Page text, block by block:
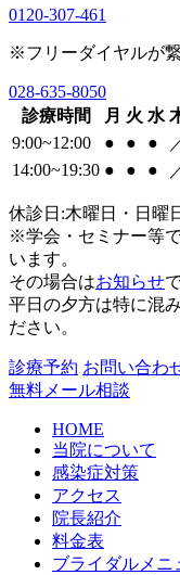
0120-307-461
※フリーダイヤルが
028-635-8050
診療時間
月 火 水
9:00~12:00
● ● ●
14:00~19:30 ● ● ●
休診日:木曜日・日曜
※学会・セミナー等
います。
その場合はお知らせ
平日の夕方は特に混
ださい。
診療予約 お問い合わ
無料メール相談
HOME
当院について
感染症対策
アクセス
院長紹介
料金表
ブライダルメニ